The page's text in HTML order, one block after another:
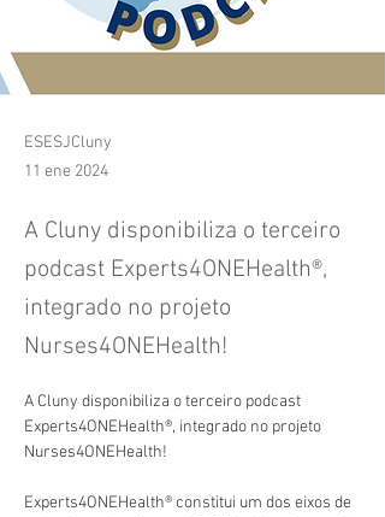
ESESJCluny
11 ene 2024
A Cluny disponibiliza o terceiro
podcast Experts4ONEHealth®,
integrado no projeto
Nurses4ONEHealth!
A Cluny disponibiliza o terceiro podcast
Experts4ONEHealth®, integrado no projeto
Nurses4ONEHealth!
Experts4ONEHealth® constitui um dos eixos de